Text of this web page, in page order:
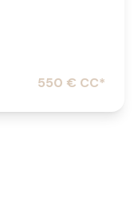
550 € CC*